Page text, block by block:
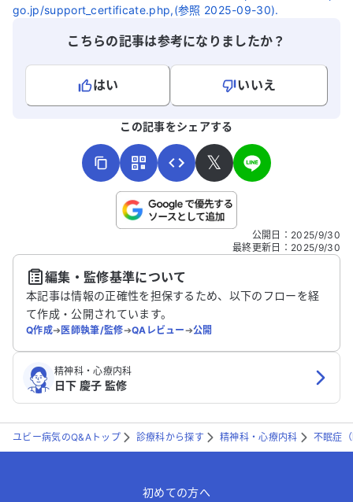
に1回の頻度で通院しており、その度に薬
担当者に相談したところ、二人ともセカン
今の先生は、私の話をしっかり聞いてく
れ、意見も尊重してくれるので、できれば
しかし、母は勝手に知人のつてを頼って、
睡眠に特化した医師を紹介してきてしま
い、受診することになりました。 10年近
く、うつ症状と不眠に悩まされてきたの
で、1ヶ月やそこらで簡単に治るとは思っ
ていません。ですが、母や会社の人事担当
者は、すぐにでも改善するべきだと考えて
いるようです。 精神科のセカンドオピニオ
ンを受けることに、何か意味はあるのでし
ょうか？また、現在服用している睡眠薬が
合わないと感じているのは、私の体質の問
題なのでしょうか？ ご意見をお聞かせい
ただけると幸いです。
います。
go.jp/support_certificate.php,(参照 2025-09-30).
こちらの記事は参考になりましたか？
はい
いいえ
こちらは送信専用のフォームです。氏名やご自身の病気の詳細な
送信する
この記事をシェアする
𝕏
公開日 ： 2025/9/30
最終更新日 ： 2025/9/30
編集・監修基準について
本記事は情報の正確性を担保するため、以下のフローを経
て作成・公開されています。
Q作成➔医師執筆/監修➔QAレビュー➔公開
精神科・心療内科
日下 慶子 監修
ユビー病気のQ&Aトップ 診療科から探す 精神科・心療内科 不眠症
初めての方へ